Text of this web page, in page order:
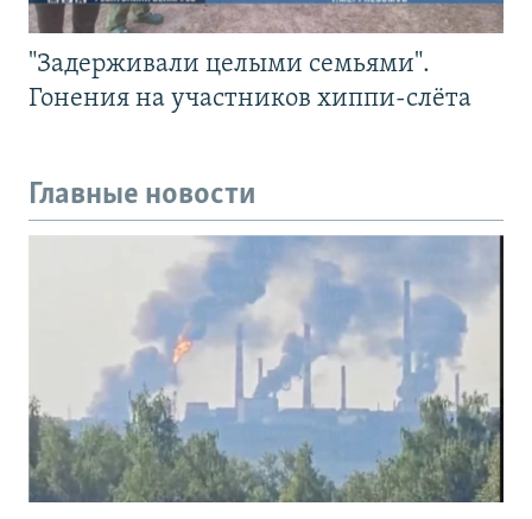
"Задерживали целыми семьями".
Гонения на участников хиппи-слёта
Главные новости